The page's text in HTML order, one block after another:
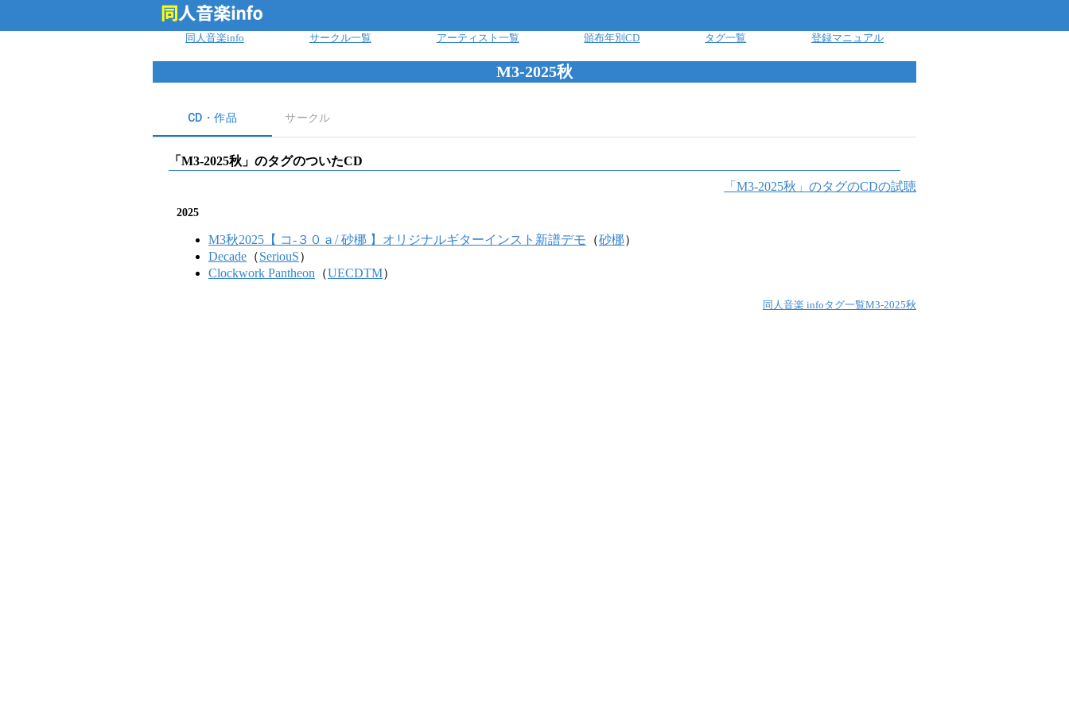
同人音楽info サークル一覧 アーティスト一覧 頒布年別CD タグ一覧 登録マニュアル
M3-2025秋
CD・作品 サークル
「 M3-2025秋 」のタグのついたCD
「 M3-2025秋 」のタグのCDの試聴
2025
M3秋2025【 コ-３０ａ/ 砂梛 】オリジナルギターインスト新譜デモ （砂梛）
Decade （SeriouS）
Clockwork Pantheon （UECDTM）
同人音楽 infoタグ一覧M3-2025秋